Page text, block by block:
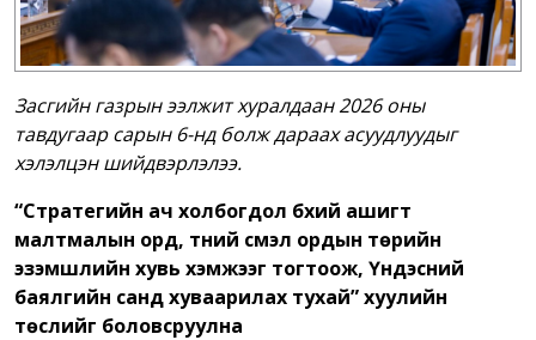
Засгийн газрын ээлжит хуралдаан 2026 оны
тавдугаар сарын 6-нд болж дараах асуудлуудыг
хэлэлцэн шийдвэрлэлээ.
“Стратегийн ач холбогдол бүхий ашигт
малтмалын орд, түүний үүсмэл ордын төрийн
эзэмшлийн хувь хэмжээг тогтоож, Үндэсний
баялгийн санд хуваарилах тухай” хуулийн
төслийг боловсруулна